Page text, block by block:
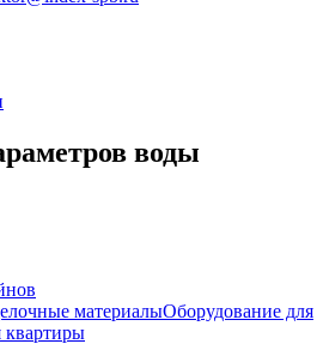
воды
материалыОборудование для
квартиры